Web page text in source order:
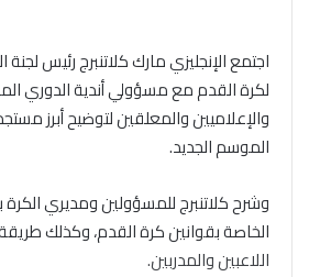
اجتمع الإنجليزي مارك كلاتنبرج رئيس
لكرة القدم مع مسؤولي أندية الدوري
والإعلاميين والمعلقين لتوضيح أبرز
الموسم الجديد.
وشرح كلاتنبرج للمسؤولين ومديري الكرة
الخاصة بقوانين كرة القدم، وكذلك
اللاعبين والمدربين.